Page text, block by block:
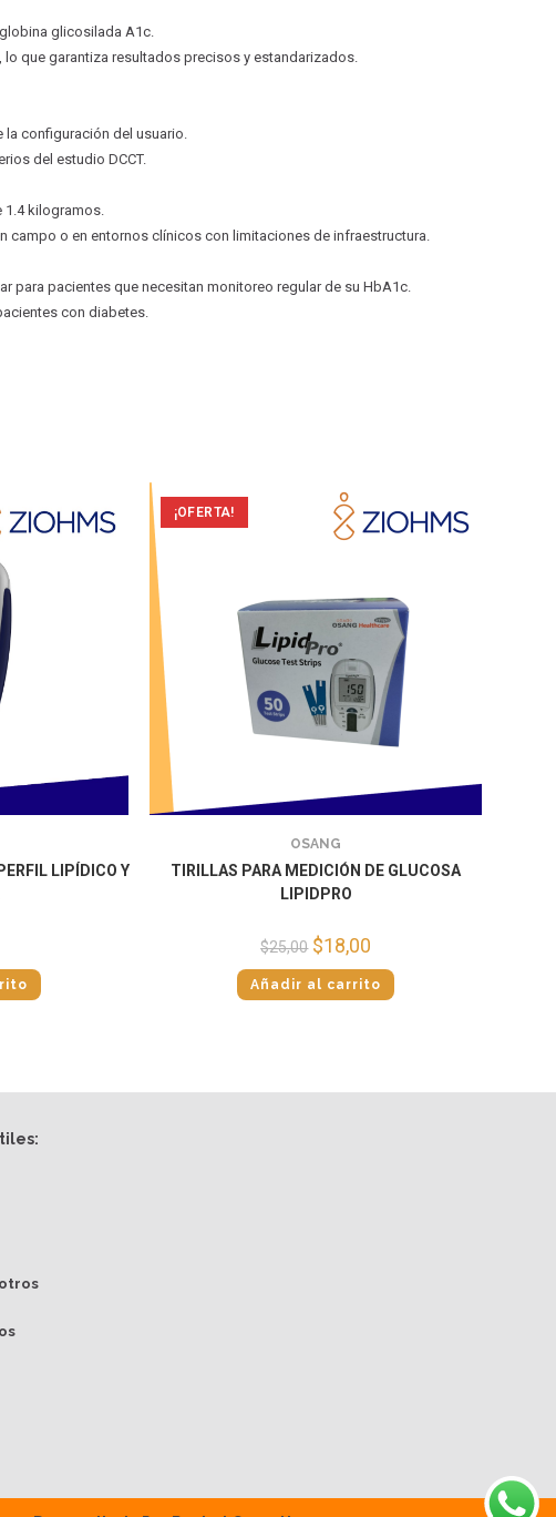
glicosilada A1c.
que garantiza resultados precisos y estandarizados.
la configuración del usuario.
del estudio DCCT.
1.4 kilogramos.
campo o en entornos clínicos con limitaciones de infraestructura.
para pacientes que necesitan monitoreo regular de su HbA1c.
con diabetes.
LIPÍDICO Y
¡OFERTA!
OSANG
TIRILLAS PARA MEDICIÓN DE GLUCOSA
LIPIDPRO
$25,00 $18,00
Añadir al carrito